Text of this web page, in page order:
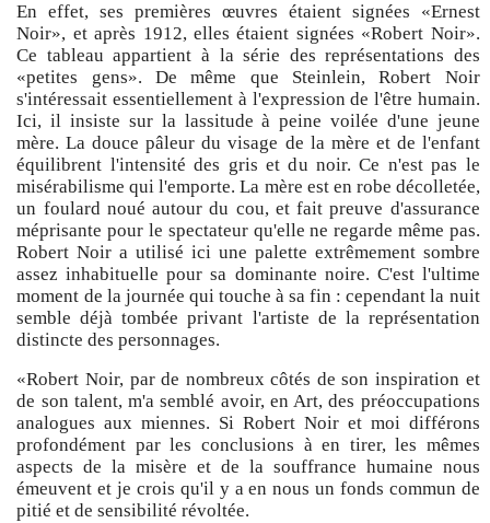
En effet, ses premières œuvres étaient signées «Ernest
Noir», et après 1912, elles étaient signées «Robert Noir».
Ce tableau appartient à la série des représentations des
«petites gens». De même que Steinlein, Robert Noir
s'intéressait essentiellement à l'expression de l'être humain.
Ici, il insiste sur la lassitude à peine voilée d'une jeune
mère. La douce pâleur du visage de la mère et de l'enfant
équilibrent l'intensité des gris et du noir. Ce n'est pas le
misérabilisme qui l'emporte. La mère est en robe décolletée,
un foulard noué autour du cou, et fait preuve d'assurance
méprisante pour le spectateur qu'elle ne regarde même pas.
Robert Noir a utilisé ici une palette extrêmement sombre
assez inhabituelle pour sa dominante noire. C'est l'ultime
moment de la journée qui touche à sa fin : cependant la nuit
semble déjà tombée privant l'artiste de la représentation
distincte des personnages.
«Robert Noir, par de nombreux côtés de son inspiration et
de son talent, m'a semblé avoir, en Art, des préoccupations
analogues aux miennes. Si Robert Noir et moi différons
profondément par les conclusions à en tirer, les mêmes
aspects de la misère et de la souffrance humaine nous
émeuvent et je crois qu'il y a en nous un fonds commun de
pitié et de sensibilité révoltée.